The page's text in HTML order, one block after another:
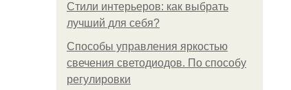
Стили интерьеров: как выбрать
лучший для себя?
Способы управления яркостью
свечения светодиодов. По способу
регулировки